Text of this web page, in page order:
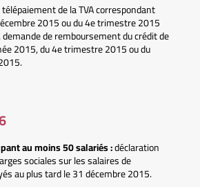
de la TVA correspondant
2015 ou du 4e trimestre 2015
de remboursement du crédit de
2015, du 4e trimestre 2015 ou du
au moins 50 salariés :déclaration
sociales sur les salaires de
au plus tard le 31 décembre 2015.